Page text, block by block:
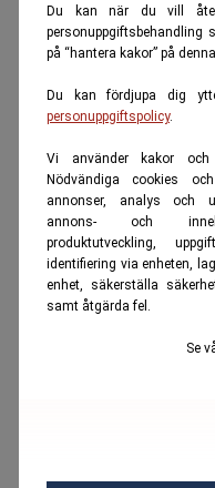
Du kan när du vill
personuppgiftsbehandling
på “hantera kakor” på
Du kan fördjupa dig
personuppgiftspolicy.
Vi använder kakor och
Nödvändiga cookies
annonser, analys och
annons- och
produktutveckling,
identifiering via enheten,
enhet, säkerställa
samt åtgärda fel.
Se